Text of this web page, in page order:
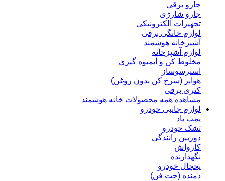
جارو برقی
جارو شارژی
تجهیزات الکترونیکی
لوازم خانگی برقی
آشپزخانه هوشمند
لوازم آشپزخانه
مخلوط کن و آبمیوه گیری
اسپرسوساز
هواپز (سرخ کن بدون روغن)
کتری برقی
مشاهده همه محصولات خانه هوشمند
لوازم جانبی خودرو
پمپ باد
تشک خودرو
دوربین رانندگی
کارواش
نگهدارنده
یخچال خودرو
دمنده (جت فن)